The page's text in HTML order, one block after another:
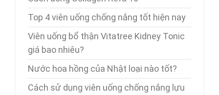
Top 4 viên uống chống nắng tốt hiện nay
Viên uống bổ thận Vitatree Kidney Tonic
giá bao nhiêu?
Nước hoa hồng của Nhật loại nào tốt?
Cách sử dụng viên uống chống nắng lựu